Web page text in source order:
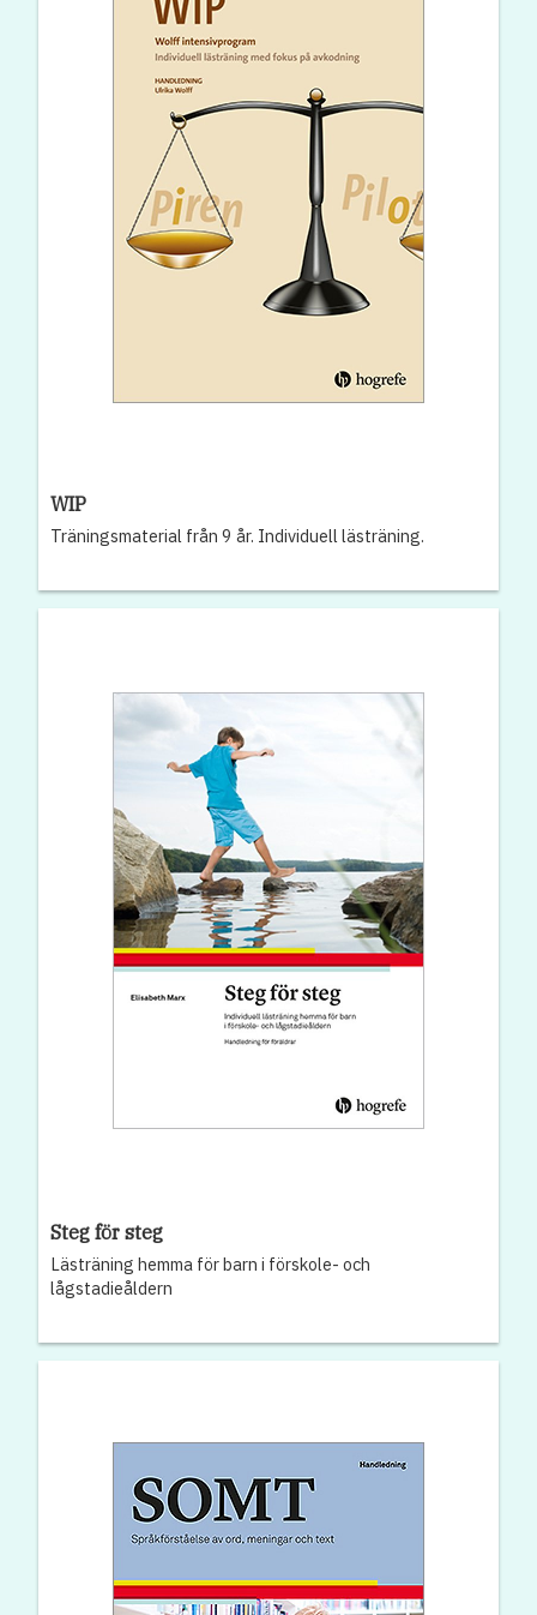
WIP
Träningsmaterial från 9 år. Individuell lästräning.
Steg för steg
Lästräning hemma för barn i förskole- och
lågstadieåldern